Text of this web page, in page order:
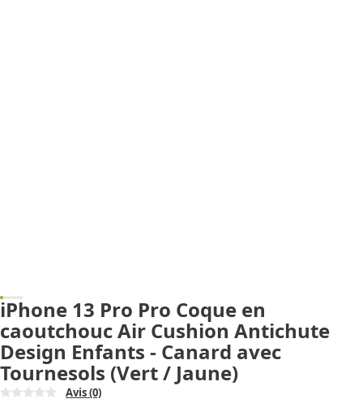
iPhone 13 Pro Pro Coque en
caoutchouc Air Cushion Antichute
Design Enfants - Canard avec
Tournesols (Vert / Jaune)
Avis(0)